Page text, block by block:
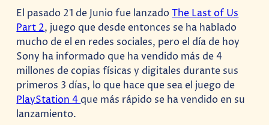
El pasado 21 de Junio fue lanzadoThe Last of Us
Part 2, juego que desde entonces se ha hablado
mucho de el en redes sociales, pero el día de hoy
Sony ha informado que ha vendido más de 4
millones de copias físicas y digitales durante sus
primeros 3 días, lo que hace que sea el juego de
PlayStation 4que más rápido se ha vendido en su
lanzamiento.